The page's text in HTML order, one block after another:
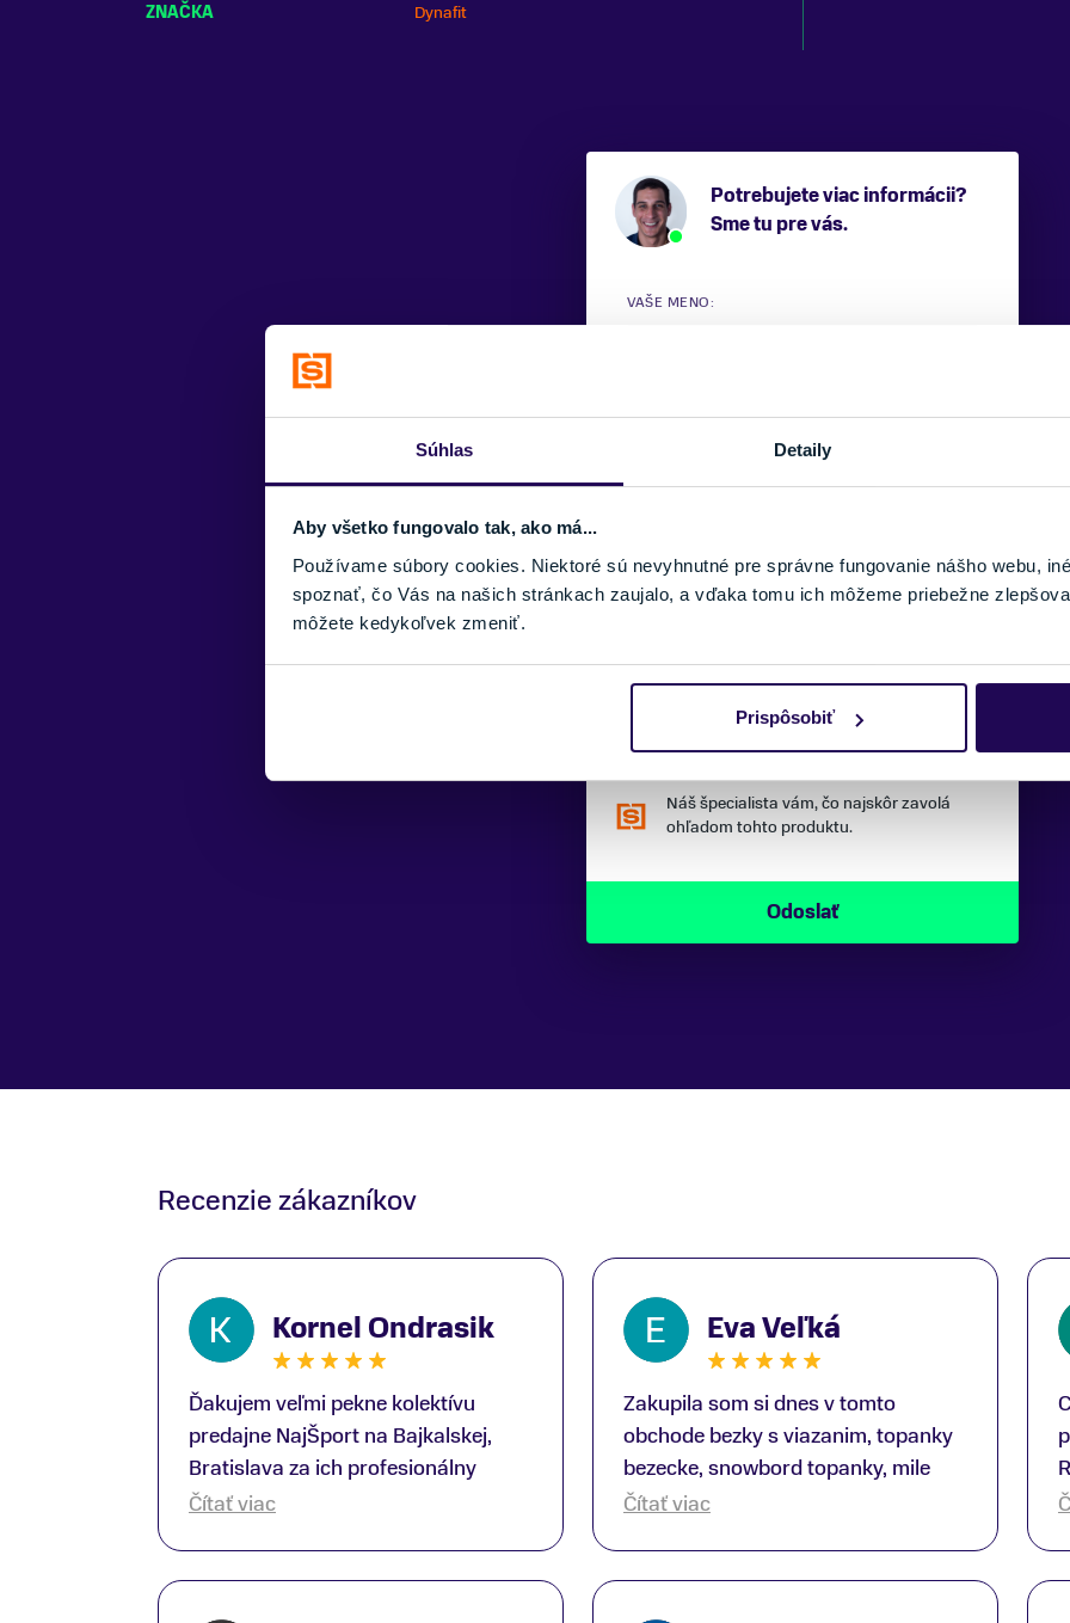
Súhlas Detaily
Aby všetko fungovalo tak, ako má...
Používame súbory cookies. Niektoré sú nevyhnutné pre správne fungovanie nášho webu,
spoznať, čo Vás na našich stránkach zaujalo, a vďaka tomu ich môžeme priebežne
môžete kedykoľvek zmeniť.
Prispôsobiť
ZNAČKA
Dynafit
Potrebujete viac informácii?
Sme tu pre vás.
VAŠE MENO:
Náš špecialista vám, čo najskôr zavolá
ohľadom tohto produktu.
Recenzie zákazníkov
Kornel Ondrasik
Ďakujem veľmi pekne kolektívu
predajne NajŠport na Bajkalskej,
Bratislava za ich profesionálny
prístup k zákazníkom; Zvlášť
Čítať viac
Eva Veľká
Zakupila som si dnes v tomto
obchode bezky s viazanim, topanky
bezecke, snowbord topanky, mile
prekvapenie ako Peter, ktory nas
Čítať viac